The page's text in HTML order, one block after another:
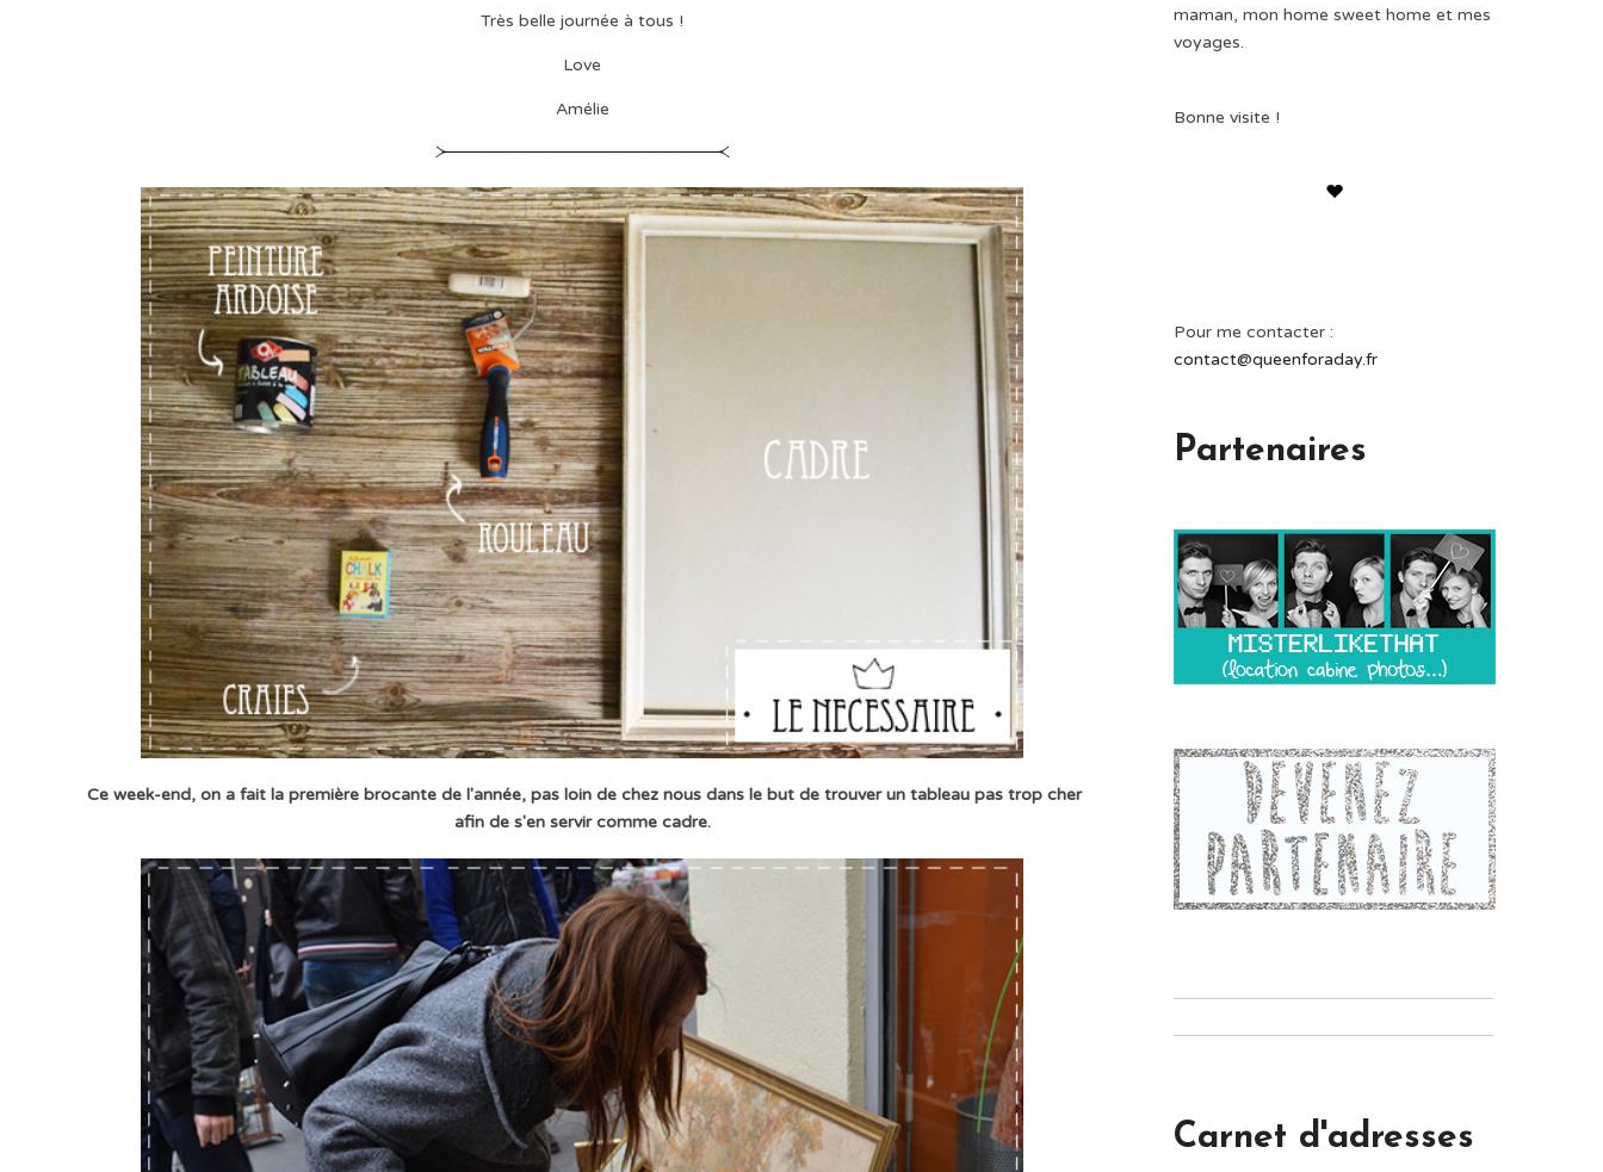
Très belle journée à tous !
Love
Amélie
Ce week-end, on a fait la première brocante de l'année, pas loin de chez nous dans le but de trouver un tableau pas trop cher
afin de s'en servir comme cadre.
maman, mon home sweet home et mes
voyages.
Bonne visite !
Pour me contacter :
contact@queenforaday.fr
Partenaires
Carnet d'adresses